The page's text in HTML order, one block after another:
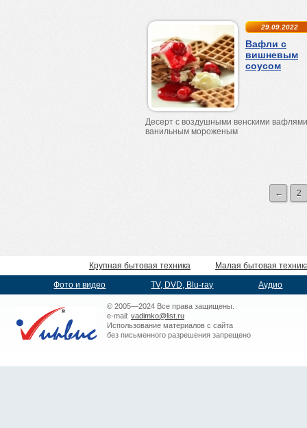
29.09.2022
Вафли с
вишневым
соусом
Десерт с воздушными венскими
ванильным мороженым
← 2
Крупная бытовая техника
Малая бытовая
Фото и видео
TV, DVD, Blu-ray Аудио
© 2005—2024 Все права защищены.
e-mail: vadimko@list.ru
Использование материалов с сайта
без письменного разрешения запрещено